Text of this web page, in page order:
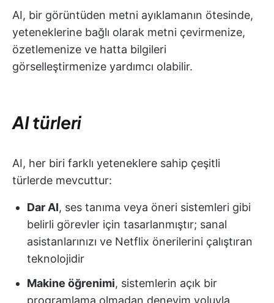
AI, bir görüntüden metni ayıklamanın ötesinde,
yeteneklerine bağlı olarak metni çevirmenize,
özetlemenize ve hatta bilgileri
görselleştirmenize yardımcı olabilir.
AI türleri
AI, her biri farklı yeteneklere sahip çeşitli
türlerde mevcuttur:
Dar AI, ses tanıma veya öneri sistemleri gibi
belirli görevler için tasarlanmıştır; sanal
asistanlarınızı ve Netflix önerilerini çalıştıran
teknolojidir
Makine öğrenimi, sistemlerin açık bir